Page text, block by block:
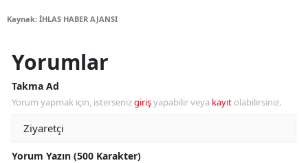
Kaynak: İHLAS HABER AJANSI
Yorumlar
Takma Ad
Yorum yapmak için, istersenizgirişyapabilir veya kayıt olabilirsiniz.
Yorum Yazın (500 Karakter)